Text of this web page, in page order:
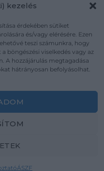
kezelés
érdekében sütiket
és/vagy elérésére. Ezen
teszi számunkra, hogy
böngészési viselkedés vagy az
A hozzájárulás megtagadása
hátrányosan befolyásolhat.
ÁSZF
Áraink
ÁSZF
Adatvédelem
Impresszum
Mutargy.com